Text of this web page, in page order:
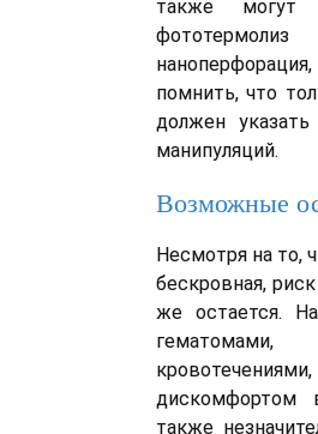
также могут
помнить, что
должен
манипуляций.
Возможные
Несмотря на то,
бескровная,
же остается.
дискомфортом
также